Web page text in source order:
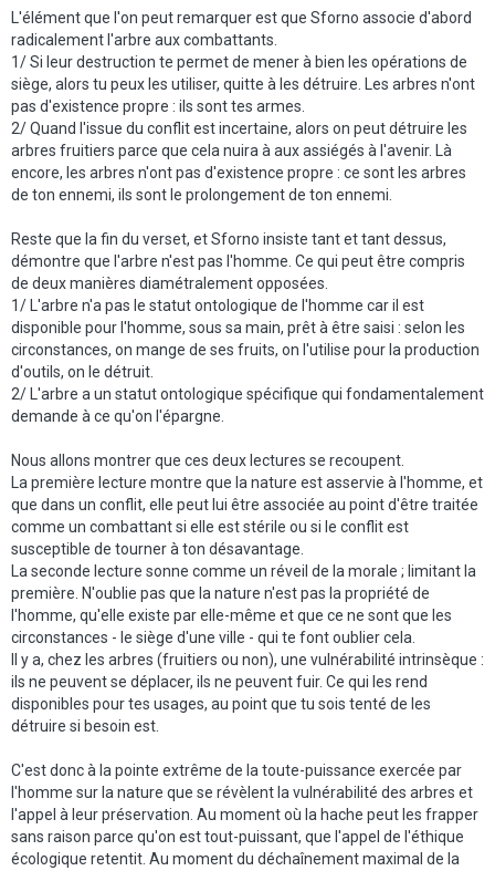
L'élément que l'on peut remarquer est que Sforno associe d'abord
radicalement l'arbre aux combattants.
1/ Si leur destruction te permet de mener à bien les opérations de
siège, alors tu peux les utiliser, quitte à les détruire. Les arbres n'ont
pas d'existence propre : ils sont tes armes.
2/ Quand l'issue du conflit est incertaine, alors on peut détruire les
arbres fruitiers parce que cela nuira à aux assiégés à l'avenir. Là
encore, les arbres n'ont pas d'existence propre : ce sont les arbres
de ton ennemi, ils sont le prolongement de ton ennemi.
Reste que la fin du verset, et Sforno insiste tant et tant dessus,
démontre que l'arbre n'est pas l'homme. Ce qui peut être compris
de deux manières diamétralement opposées.
1/ L'arbre n'a pas le statut ontologique de l'homme car il est
disponible pour l'homme, sous sa main, prêt à être saisi : selon les
circonstances, on mange de ses fruits, on l'utilise pour la production
d'outils, on le détruit.
2/ L'arbre a un statut ontologique spécifique qui fondamentalement
demande à ce qu'on l'épargne.
Nous allons montrer que ces deux lectures se recoupent.
La première lecture montre que la nature est asservie à l'homme, et
que dans un conflit, elle peut lui être associée au point d'être traitée
comme un combattant si elle est stérile ou si le conflit est
susceptible de tourner à ton désavantage.
La seconde lecture sonne comme un réveil de la morale ; limitant la
première. N'oublie pas que la nature n'est pas la propriété de
l'homme, qu'elle existe par elle-même et que ce ne sont que les
circonstances - le siège d'une ville - qui te font oublier cela.
Il y a, chez les arbres (fruitiers ou non), une vulnérabilité intrinsèque :
ils ne peuvent se déplacer, ils ne peuvent fuir. Ce qui les rend
disponibles pour tes usages, au point que tu sois tenté de les
détruire si besoin est.
C'est donc à la pointe extrême de la toute-puissance exercée par
l'homme sur la nature que se révèlent la vulnérabilité des arbres et
l'appel à leur préservation. Au moment où la hache peut les frapper
sans raison parce qu'on est tout-puissant, que l'appel de l'éthique
écologique retentit. Au moment du déchaînement maximal de la